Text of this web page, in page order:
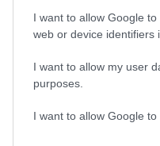
I want to allow Google
web or device identifiers
I want to allow my user
purposes.
I want to allow Google
0